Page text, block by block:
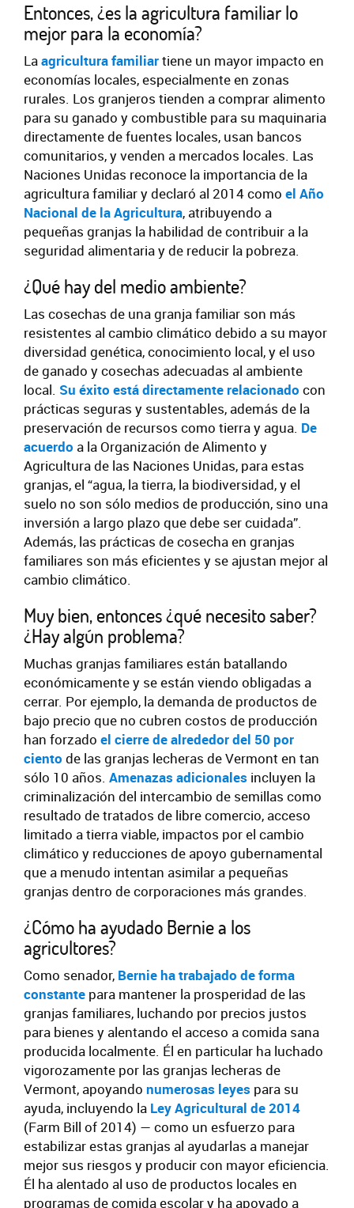
Entonces, ¿es la agricultura familiar lo
mejor para la economía?
Laagricultura familiartiene un mayor impacto en
economías locales, especialmente en zonas
rurales. Los granjeros tienden a comprar alimento
para su ganado y combustible para su maquinaria
directamente de fuentes locales, usan bancos
comunitarios, y venden a mercados locales. Las
Naciones Unidas reconoce la importancia de la
agricultura familiar y declaró al 2014 como el Año
Nacional de la Agricultura, atribuyendo a
pequeñas granjas la habilidad de contribuir a la
seguridad alimentaria y de reducir la pobreza.
¿Qué hay del medio ambiente?
Las cosechas de una granja familiar son más
resistentes al cambio climático debido a su mayor
diversidad genética, conocimiento local, y el uso
de ganado y cosechas adecuadas al ambiente
local. Su éxito está directamente relacionado con
prácticas seguras y sustentables, además de la
preservación de recursos como tierra y agua. De
acuerdo a la Organización de Alimento y
Agricultura de las Naciones Unidas, para estas
granjas, el “agua, la tierra, la biodiversidad, y el
suelo no son sólo medios de producción, sino una
inversión a largo plazo que debe ser cuidada”.
Además, las prácticas de cosecha en granjas
familiares son más eficientes y se ajustan mejor al
cambio climático.
Muy bien, entonces ¿qué necesito saber?
¿Hay algún problema?
Muchas granjas familiares están batallando
económicamente y se están viendo obligadas a
cerrar. Por ejemplo, la demanda de productos de
bajo precio que no cubren costos de producción
han forzado el cierre de alrededor del 50 por
ciento de las granjas lecheras de Vermont en tan
sólo 10 años. Amenazas adicionales incluyen la
criminalización del intercambio de semillas como
resultado de tratados de libre comercio, acceso
limitado a tierra viable, impactos por el cambio
climático y reducciones de apoyo gubernamental
que a menudo intentan asimilar a pequeñas
granjas dentro de corporaciones más grandes.
¿Cómo ha ayudado Bernie a los
agricultores?
Como senador, Bernie ha trabajado de forma
constante para mantener la prosperidad de las
granjas familiares, luchando por precios justos
para bienes y alentando el acceso a comida sana
producida localmente. Él en particular ha luchado
vigorozamente por las granjas lecheras de
Vermont, apoyando numerosas leyes para su
ayuda, incluyendo la Ley Agricultural de 2014
(Farm Bill of 2014) — como un esfuerzo para
estabilizar estas granjas al ayudarlas a manejar
mejor sus riesgos y producir con mayor eficiencia.
Él ha alentado al uso de productos locales en
programas de comida escolar y ha apoyado a